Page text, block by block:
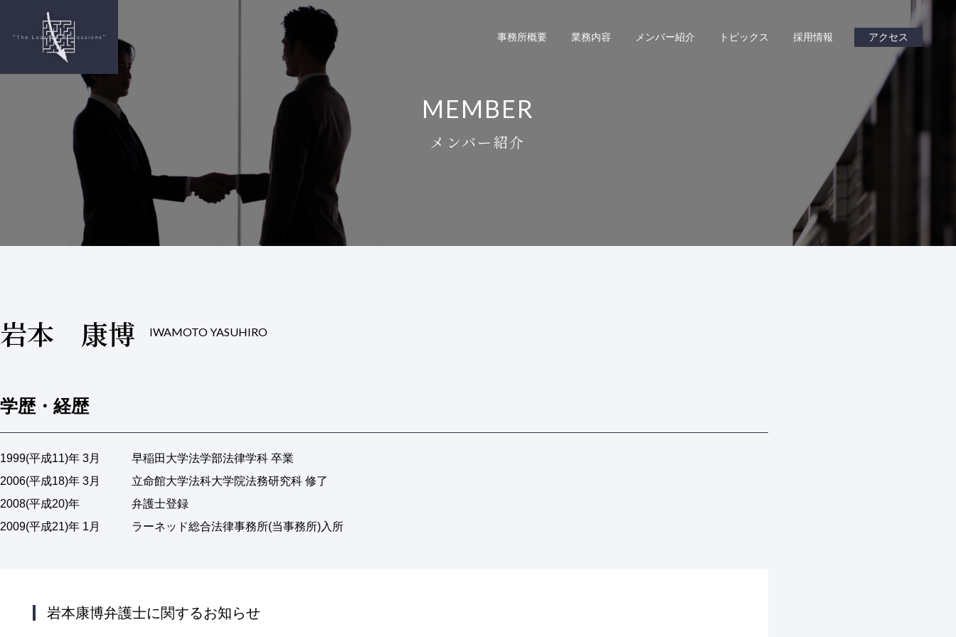
事務所概要 業務内容 メンバー紹介 トピックス 採用情報 アクセス
MEMBER
メンバー紹介
岩本 康博 IWAMOTO YASUHIRO
学歴・経歴
1999(平成11)年 3月
早稲田大学法学部法律学科 卒業
2006(平成18)年 3月
立命館大学法科大学院法務研究科 修了
2008(平成20)年
弁護士登録
2009(平成21)年 1月
ラーネッド総合法律事務所(当事務所)入所
岩本康博弁護士に関するお知らせ